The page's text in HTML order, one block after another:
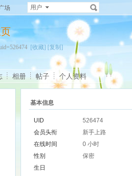
场 用户
[收藏] [复制]
相册 帖子 个人资料
基本信息
UID
526474
会员头衔
新手上路
在线时间
0 小时
性别
保密
生日